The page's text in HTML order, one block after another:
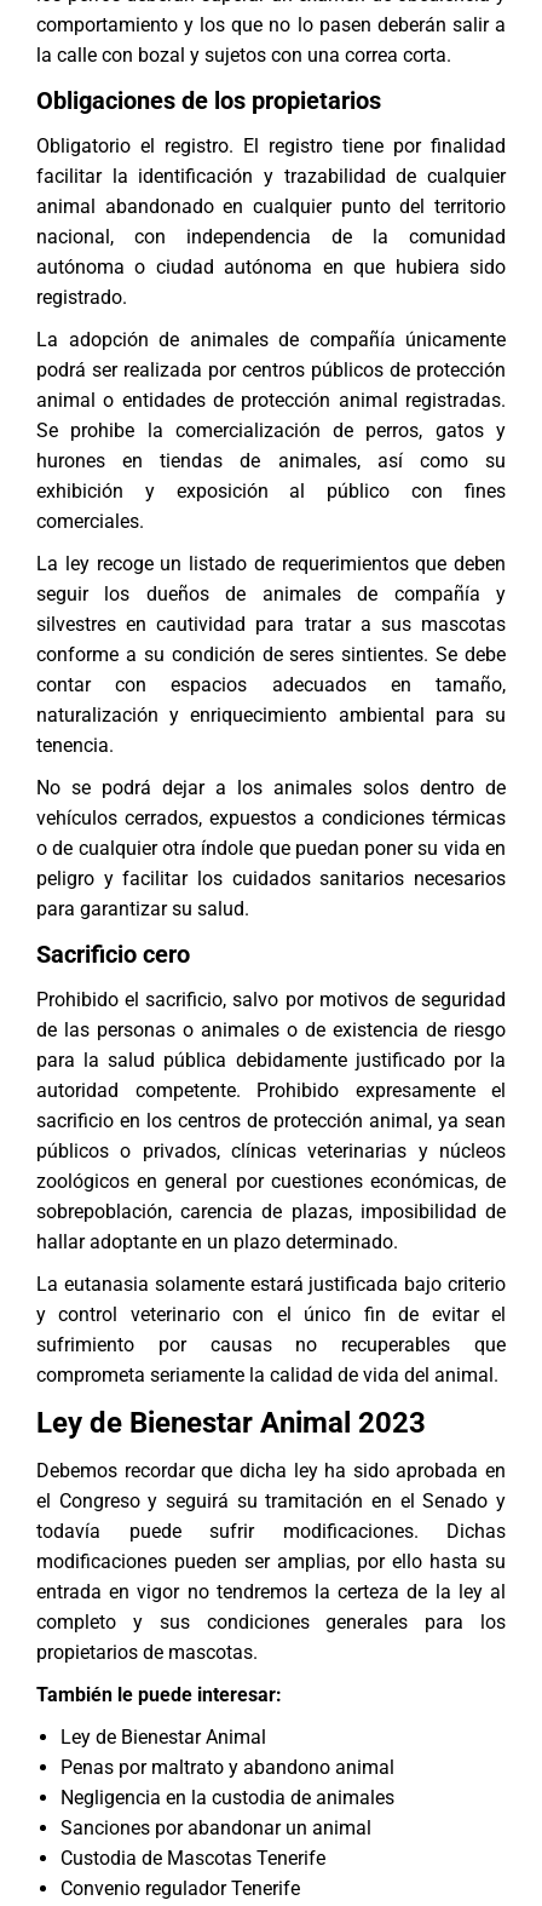
comportamiento y los que no lo pasen deberán salir a
la calle con bozal y sujetos con una correa corta.
Obligaciones de los propietarios
Obligatorio el registro. El registro tiene por finalidad
facilitar la identificación y trazabilidad de cualquier
animal abandonado en cualquier punto del territorio
nacional, con independencia de la comunidad
autónoma o ciudad autónoma en que hubiera sido
registrado.
La adopción de animales de compañía únicamente
podrá ser realizada por centros públicos de protección
animal o entidades de protección animal registradas.
Se prohibe la comercialización de perros, gatos y
hurones en tiendas de animales, así como su
exhibición y exposición al público con fines
comerciales.
La ley recoge un listado de requerimientos que deben
seguir los dueños de animales de compañía y
silvestres en cautividad para tratar a sus mascotas
conforme a su condición de seres sintientes. Se debe
contar con espacios adecuados en tamaño,
naturalización y enriquecimiento ambiental para su
tenencia.
No se podrá dejar a los animales solos dentro de
vehículos cerrados, expuestos a condiciones térmicas
o de cualquier otra índole que puedan poner su vida en
peligro y facilitar los cuidados sanitarios necesarios
para garantizar su salud.
Sacrificio cero
Prohibido el sacrificio, salvo por motivos de seguridad
de las personas o animales o de existencia de riesgo
para la salud pública debidamente justificado por la
autoridad competente. Prohibido expresamente el
sacrificio en los centros de protección animal, ya sean
públicos o privados, clínicas veterinarias y núcleos
zoológicos en general por cuestiones económicas, de
sobrepoblación, carencia de plazas, imposibilidad de
hallar adoptante en un plazo determinado.
La eutanasia solamente estará justificada bajo criterio
y control veterinario con el único fin de evitar el
sufrimiento por causas no recuperables que
comprometa seriamente la calidad de vida del animal.
Ley de Bienestar Animal 2023
Debemos recordar que dicha ley ha sido aprobada en
el Congreso y seguirá su tramitación en el Senado y
todavía puede sufrir modificaciones. Dichas
modificaciones pueden ser amplias, por ello hasta su
entrada en vigor no tendremos la certeza de la ley al
completo y sus condiciones generales para los
propietarios de mascotas.
También le puede interesar:
Ley de Bienestar Animal
Penas por maltrato y abandono animal
Negligencia en la custodia de animales
Sanciones por abandonar un animal
Custodia de Mascotas Tenerife
Convenio regulador Tenerife